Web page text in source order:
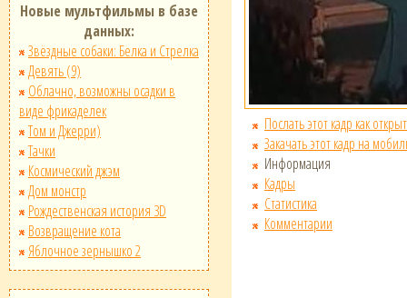
Новые мультфильмы в базе
данных:
Звёздные собаки: Белка и Стрелка
Девять (9)
Облачно, возможны осадки в
виде фрикаделек
Том и Джерри)
Тачки
Космический джэм
Дом монстр
Рождественская история 3D
Возвращение кота
Яблочное зернышко 2
Послать этот кадр как
Закачать этот кадр на
Информация
Кадры
Статистика
Комментарии